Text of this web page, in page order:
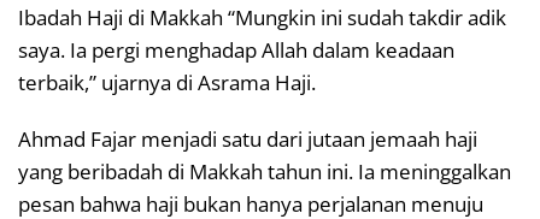
Ibadah Haji di Makkah “Mungkin ini sudah takdir adik
saya. Ia pergi menghadap Allah dalam keadaan
terbaik,” ujarnya di Asrama Haji.
Ahmad Fajar menjadi satu dari jutaan jemaah haji
yang beribadah di Makkah tahun ini. Ia meninggalkan
pesan bahwa haji bukan hanya perjalanan menuju